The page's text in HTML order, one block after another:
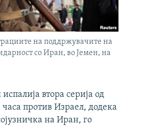
на поддржувачите на
со Иран, во Јемен, на
втора серија од
против Израел, додека
на Иран, го